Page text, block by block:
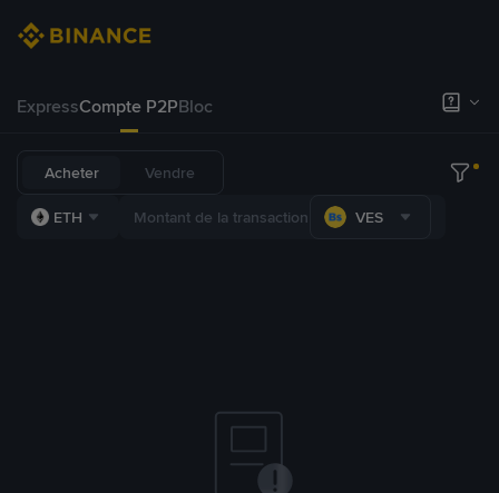
ExpressCompte P2PBloc
Acheter Vendre
ETH VES